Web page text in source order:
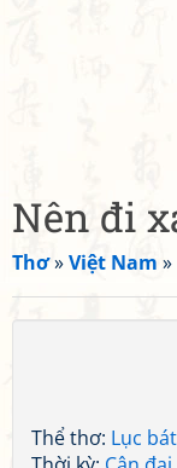
Nên đi
Thơ»Việt Nam »
Thể thơ: Lục bát